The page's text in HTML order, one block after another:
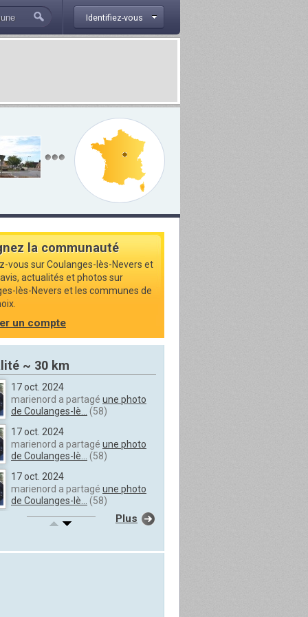
Identifiez-vous
la communauté
vous sur Coulanges-lès-Nevers et
actualités et photos sur
lès-Nevers et les communes de
un compte
~ 30 km
17 oct. 2024
marienord a partagé une photo
de Coulanges-lè...
(58)
17 oct. 2024
marienord a partagé une photo
de Coulanges-lè...
(58)
17 oct. 2024
marienord a partagé une photo
de Coulanges-lè...
(58)
17 oct. 2024
Plus